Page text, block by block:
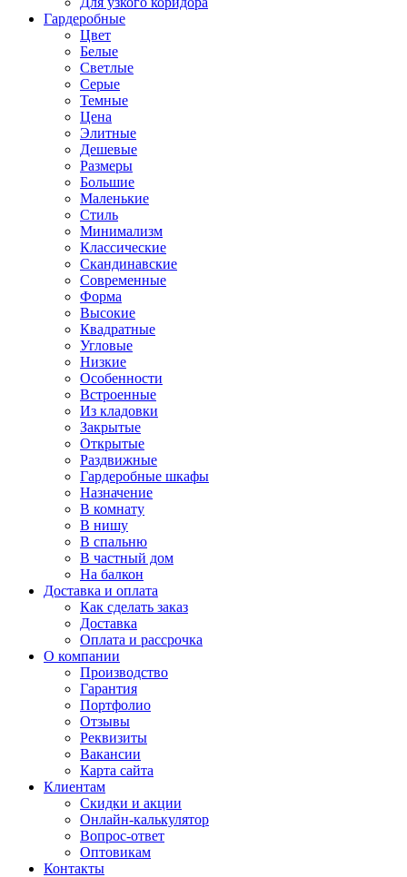
Гардеробные
Цвет
Белые
Светлые
Серые
Темные
Цена
Элитные
Дешевые
Размеры
Большие
Маленькие
Стиль
Минимализм
Классические
Скандинавские
Современные
Форма
Высокие
Квадратные
Угловые
Низкие
Особенности
Встроенные
Из кладовки
Закрытые
Открытые
Раздвижные
Гардеробные шкафы
Назначение
В комнату
В нишу
В спальню
В частный дом
На балкон
Доставка и оплата
Как сделать заказ
Доставка
Оплата и рассрочка
О компании
Производство
Гарантия
Портфолио
Отзывы
Реквизиты
Вакансии
Карта сайта
Клиентам
Скидки и акции
Онлайн-калькулятор
Вопрос-ответ
Оптовикам
Контакты